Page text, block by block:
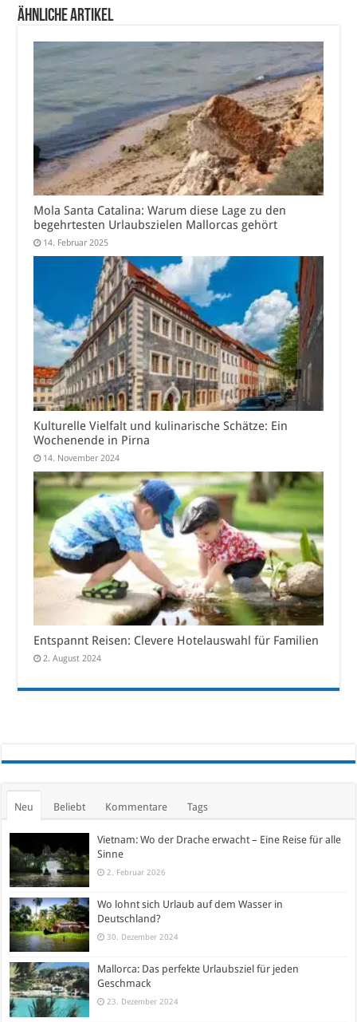
Ähnliche Artikel
Mola Santa Catalina: Warum diese Lage zu den
begehrtesten Urlaubszielen Mallorcas gehört
14. Februar 2025
Kulturelle Vielfalt und kulinarische Schätze: Ein
Wochenende in Pirna
14. November 2024
Entspannt Reisen: Clevere Hotelauswahl für Familien
2. August 2024
Neu Beliebt Kommentare Tags
Vietnam: Wo der Drache erwacht – Eine Reise für alle
Sinne
2. Februar 2026
Wo lohnt sich Urlaub auf dem Wasser in
Deutschland?
30. Dezember 2024
Mallorca: Das perfekte Urlaubsziel für jeden
Geschmack
23. Dezember 2024